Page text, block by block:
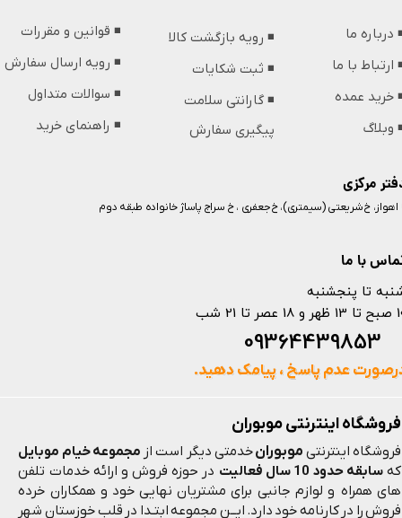
فروشگاه اینترنتی موبوران
فروشگاه اینترنتی موبورانخدمتی دیگر است از مجموعه خیام موبایل
که سابقه حدود 10 سال فعالیت
در حوزه فروش و ارائه خدمات تلفن
های همراه و لوازم جانبی برای مشتریان نهایی خود و همکاران خرده
فروش را در کارنامه خود دارد. ایــن مجموعه ابتـدا در قلب خوزستان شهر
مرکزی
با ما
اهواز، خ شریعتی (سیمتری)، خ جعفری ، خ سراج پاساژ خانواده طبقه دوم
تا پنجشنبه
تا 21 شب
عدم پاسخ ، پیامک دهید.
◾️ قوانین و مقررات
◾️ رویه ارسال سفارش
◾️ سوالات متداول
◾️ راهنمای خرید
درباره ما
ارتباط با ما
خرید عمده
وبلاگ
◾️ رویه بازگشت کالا
◾️ ثبت شکایات
◾️ گارانتی سلامت
پیگیری سفارش